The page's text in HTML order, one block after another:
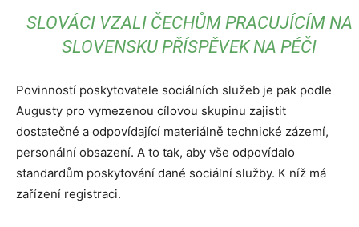
SLOVÁCI VZALI ČECHŮM PRACUJÍCÍM NA
SLOVENSKU PŘÍSPĚVEK NA PÉČI
Povinností poskytovatele sociálních služeb je pak podle
Augusty pro vymezenou cílovou skupinu zajistit
dostatečné a odpovídající materiálně technické zázemí,
personální obsazení. A to tak, aby vše odpovídalo
standardům poskytování dané sociální služby. K níž má
zařízení registraci.